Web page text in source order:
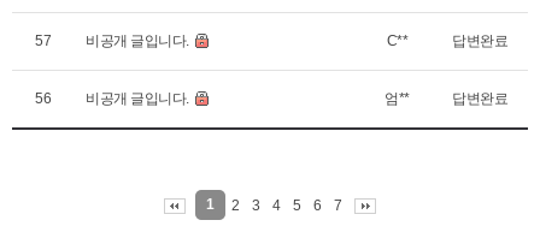
57 비공개 글입니다. C** 답변완료
56 비공개 글입니다. 엄** 답변완료
1 2 3 4 5 6 7